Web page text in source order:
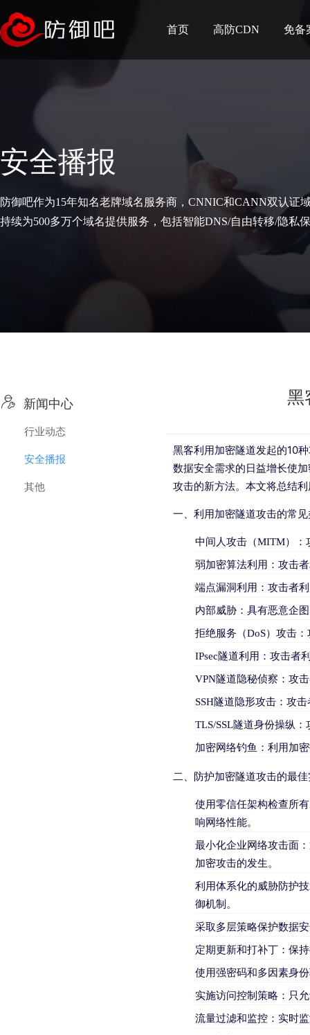
首页 高防CDN 免备
安全播报
防御吧作为15年知名老牌域名服务商，CNNIC和CANN双认证
持续为500多万个域名提供服务，包括智能DNS/自由转移/隐私
 新闻中心
行业动态
安全播报
其他
黑
黑客利用加密隧道发起的10
数据安全需求的日益增长使
攻击的新方法。本文将总结
一、利用加密隧道攻击的常
中间人攻击（MITM）：
弱加密算法利用：攻击
端点漏洞利用：攻击者
内部威胁：具有恶意企
拒绝服务（DoS）攻击
IPsec隧道利用：攻击者
VPN隧道隐秘侦察：攻
SSH隧道隐形攻击：攻
TLS/SSL隧道身份操纵
加密网络钓鱼：利用加
二、防护加密隧道攻击的最
使用零信任架构检查所
响网络性能。
最小化企业网络攻击面
加密攻击的发生。
利用体系化的威胁防护
御机制。
采取多层策略保护数据
定期更新和打补丁：保
使用强密码和多因素身
实施访问控制策略：只
流量过滤和监控：实时